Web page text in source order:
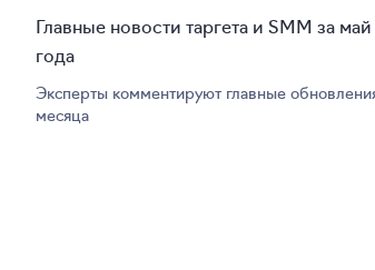
Главные новости таргета и SMM за
года
Эксперты комментируют главные
месяца